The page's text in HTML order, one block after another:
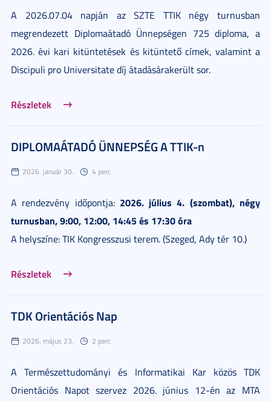
A 2026.07.04 napján az SZTE TTIK négy turnusban
megrendezett Diplomaátadó Ünnepségen 725 diploma, a
2026. évi kari kitüntetések és kitüntető címek, valamint a
Discipuli pro Universitate díj átadásárakerült sor.
Részletek
DIPLOMAÁTADÓ ÜNNEPSÉG A TTIK-n
2026. január 30. 4 perc
A rendezvény időpontja: 2026. július 4. (szombat), négy
turnusban, 9:00, 12:00, 14:45 és 17:30 óra
A helyszíne: TIK Kongresszusi terem. (Szeged, Ady tér 10.)
Részletek
TDK Orientációs Nap
2026. május 23. 2 perc
A Természettudományi és Informatikai Kar közös TDK
Orientációs Napot szervez 2026. június 12-én az MTA